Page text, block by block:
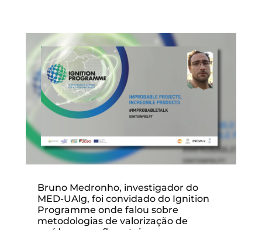
Bruno Medronho, investigador do
MED-UAlg, foi convidado do Ignition
Programme onde falou sobre
metodologias de valorização de